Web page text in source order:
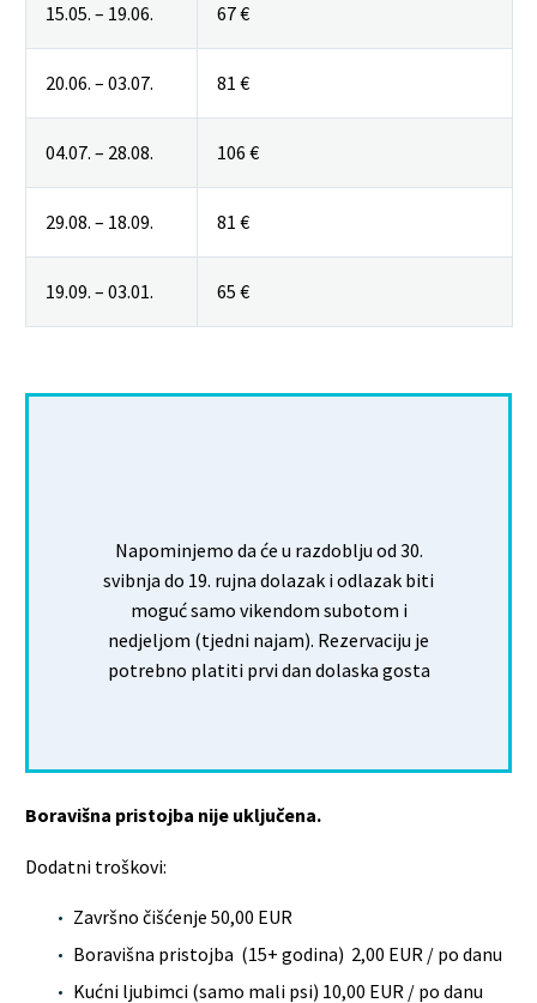
15.05. – 19.06. 67 €
20.06. – 03.07. 81 €
04.07. – 28.08. 106 €
29.08. – 18.09. 81 €
19.09. – 03.01. 65 €
Napominjemo da će u razdoblju od 30.
svibnja do 19. rujna dolazak i odlazak biti
moguć samo vikendom subotom i
nedjeljom (tjedni najam). Rezervaciju je
potrebno platiti prvi dan dolaska gosta
Boravišna pristojba nije uključena.
Dodatni troškovi:
Završno čišćenje 50,00 EUR
Boravišna pristojba (15+ godina) 2,00 EUR / po danu
Kućni ljubimci (samo mali psi) 10,00 EUR / po danu